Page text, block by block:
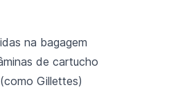
na bagagem
de cartucho
Gillettes)